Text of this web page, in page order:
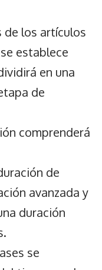
de los artículos
establece
en una
de
comprenderá
de
avanzada y
duración
se